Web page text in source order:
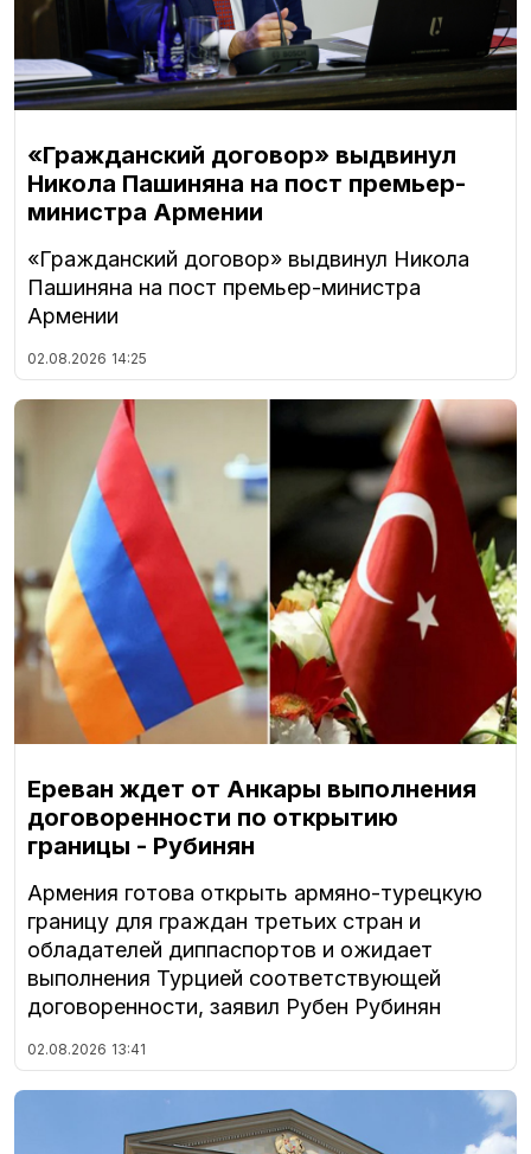
«Гражданский договор» выдвинул
Никола Пашиняна на пост премьер-
министра Армении
«Гражданский договор» выдвинул Никола
Пашиняна на пост премьер-министра
Армении
02.08.2026 14:25
Ереван ждет от Анкары выполнения
договоренности по открытию
границы - Рубинян
Армения готова открыть армяно-турецкую
границу для граждан третьих стран и
обладателей диппаспортов и ожидает
выполнения Турцией соответствующей
договоренности, заявил Рубен Рубинян
02.08.2026 13:41